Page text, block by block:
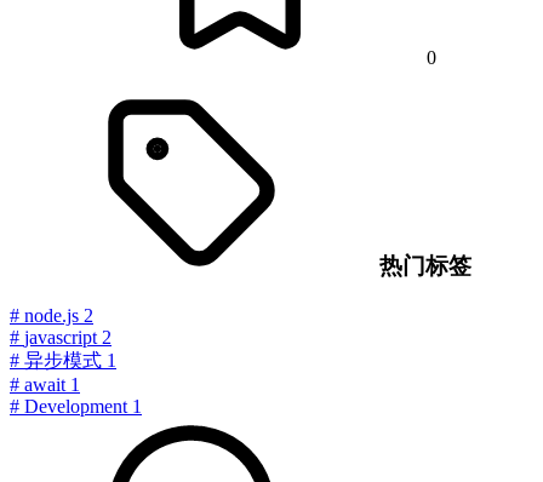
0
热门标签
# node.js 2
# javascript 2
# 异步模式 1
# await 1
# Development 1